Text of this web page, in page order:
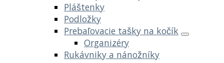
Pláštenky
Podložky
Prebaľovacie tašky na kočík
Organizéry
Rukávniky a nánožníky